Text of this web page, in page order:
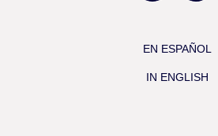
EN ESPAÑOL
IN ENGLISH